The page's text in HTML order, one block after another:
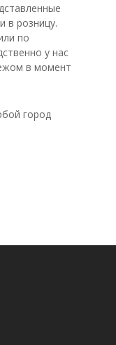
в розницу.
по
у нас
в момент
город